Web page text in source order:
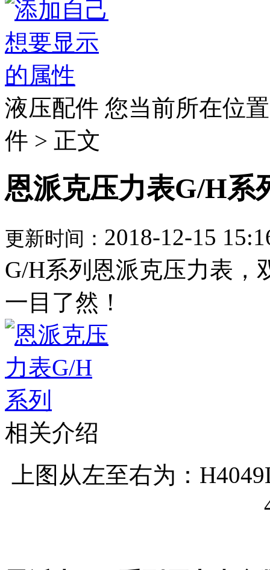
液压配件 您当前所在位
件 > 正文
恩派克压力表G/H系
更新时间： 2018-12-15
G/H系列恩派克压力表，
一目了然！
相关介绍
上图从左至右为：